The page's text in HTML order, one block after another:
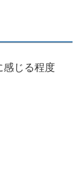
感じる程度